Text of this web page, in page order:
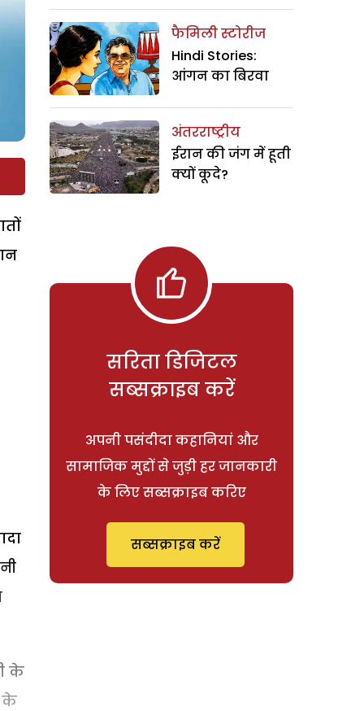
के
के
फैमिली स्टोरीज
Hindi Stories:
आंगन का बिरवा
अंतरराष्ट्रीय
ईरान की जंग में हूती
क्यों कूदे?
सरिता डिजिटल
सब्सक्राइब करें
अपनी पसंदीदा कहानियां और
सामाजिक मुद्दों से जुड़ी हर जानकारी
के लिए सब्सक्राइब करिए
सब्सक्राइब करें